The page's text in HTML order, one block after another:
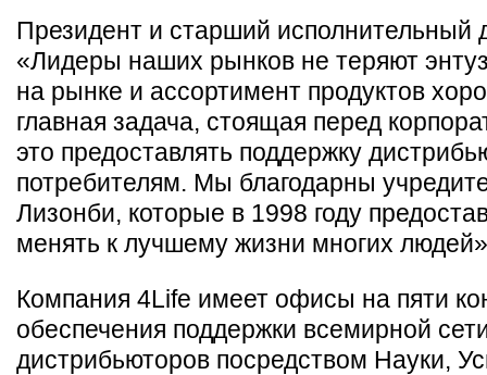
Президент и старший исполнительный
«Лидеры наших рынков не теряют
на рынке и ассортимент продуктов
главная задача, стоящая перед
это предоставлять поддержку
потребителям. Мы благодарны
Лизонби, которые в 1998 году
менять к лучшему жизни многих
Компания 4Life имеет офисы на пяти
обеспечения поддержки всемирной
дистрибьюторов посредством Науки,